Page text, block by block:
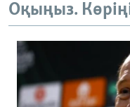
Басқа тілдерде
Оқыңыз.